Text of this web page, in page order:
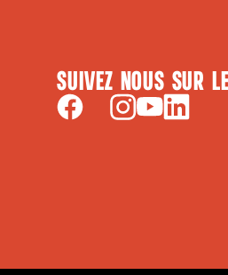
Suivez nous sur